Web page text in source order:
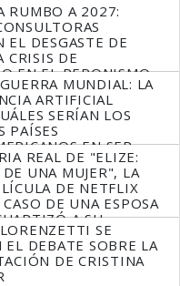
RUMBO A 2027:
EL DESGASTE DE
CRISIS DE
EN EL PERONISMO
MUNDIAL: LA
ARTIFICIAL
SERÍAN LOS
PAÍSES
EN SER
REAL DE "ELIZE:
DE UNA MUJER", LA
DE NETFLIX
DE UNA ESPOSA
A SU
SE
DEBATE SOBRE LA
DE CRISTINA